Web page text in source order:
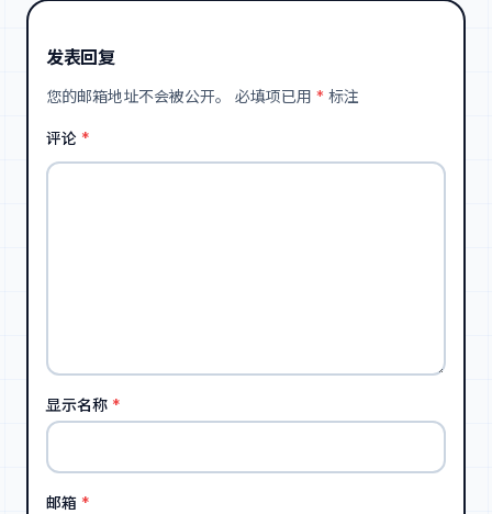
发表回复
您的邮箱地址不会被公开。 必填项已用 * 标注
评论 *
显示名称 *
邮箱 *